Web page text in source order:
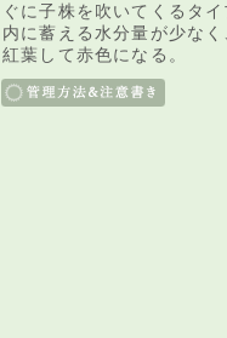
ぐに子株を吹いてくるタ
内に蓄える水分量が少な
紅葉して赤色になる。